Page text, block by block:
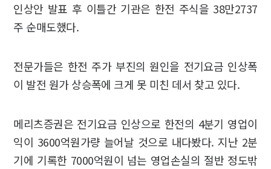
인상안 발표 후 이틀간 기관은 한전 주식을 38만2737
주 순매도했다.
전문가들은 한전 주가 부진의 원인을 전기요금 인상폭
이 발전 원가 상승폭에 크게 못 미친 데서 찾고 있다.
메리츠증권은 전기요금 인상으로 한전의 4분기 영업이
익이 3600억원가량 늘어날 것으로 내다봤다. 지난 2분
기에 기록한 7000억원이 넘는 영업손실의 절반 정도밖